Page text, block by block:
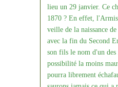
lieu un 29 janvier. Ce
1870 ? En effet,
veille de la naissance
avec la fin du Second
son fils le nom d'un
possibilité la moins
pourra librement